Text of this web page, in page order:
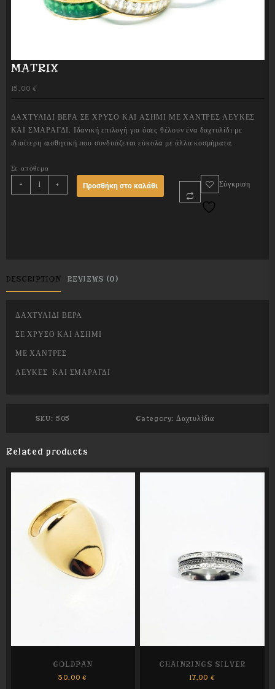
MATRIX
15,00€
ΔΑΧΤΥΛΙΔΙ ΒΕΡΑ ΣΕ ΧΡΥΣΟ ΚΑΙ ΑΣΗΜΙ ΜΕ ΧΑΝΤΡΕΣ ΛΕΥΚΕΣ
ΚΑΙ ΣΜΑΡΑΓΔΙ. Ιδανική επιλογή για όσες θέλουν ένα δαχτυλίδι με
ιδιαίτερη αισθητική που συνδυάζεται εύκολα με άλλα κοσμήματα.
Σε απόθεμα
-
MATRIX
quantity
+ Προσθήκη στο καλάθι Σύγκριση
DESCRIPTION REVIEWS (0)
ΔΑΧΤΥΛΙΔΙ ΒΕΡΑ
ΣΕ ΧΡΥΣΟ ΚΑΙ ΑΣΗΜΙ
ΜΕ ΧΑΝΤΡΕΣ
ΛΕΥΚΕΣ ΚΑΙ ΣΜΑΡΑΓΔΙ
SKU: 505 Category: Δαχτυλίδια
Related products
GOLDPAN
30,00€
CHAINRINGS SILVER
17,00 €